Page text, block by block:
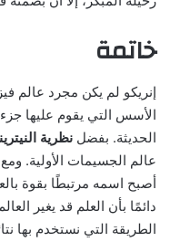
خاتمة
إنريكو لم يكن مجرد عالم
الأسس التي يقوم عليها جزء
الحديثة. بفضل نظرية
عالم الجسيمات الأولية.
أصبح اسمه مرتبطًا بقوة
دائمًا بأن العلم قد يغير
الطريقة التي نستخدم بها